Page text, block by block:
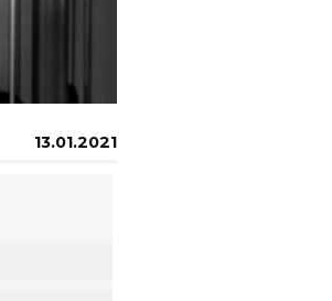
13.01.2021